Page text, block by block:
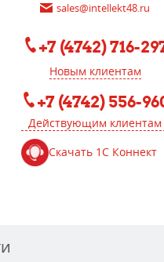
sales@intellekt48.ru
+7 (4742) 716-
Новым клиентам
+7 (4742) 556-
Действующим клиентам
Скачать 1С Коннект